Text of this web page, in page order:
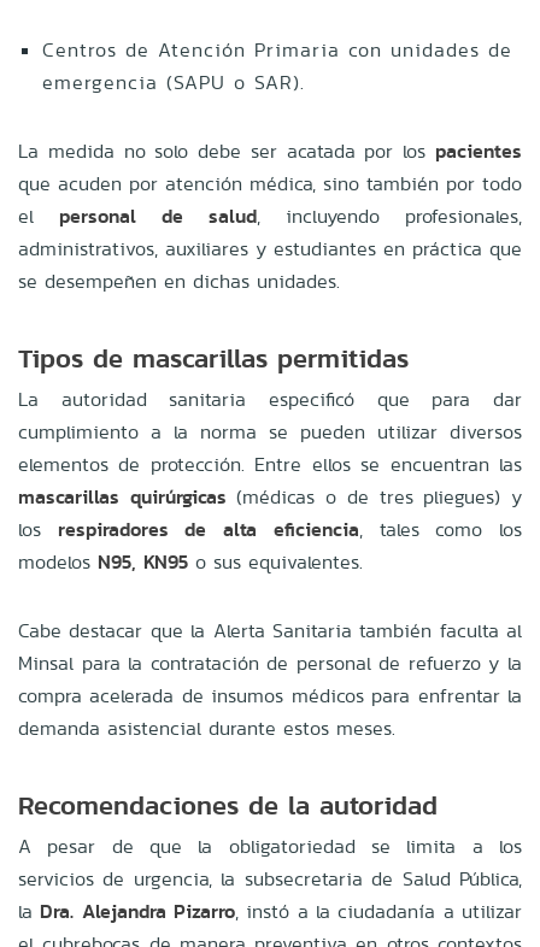
Centros de Atención Primaria con unidades de
emergencia (SAPU o SAR).
La medida no solo debe ser acatada por los pacientes
que acuden por atención médica, sino también por todo
el personal de salud, incluyendo profesionales,
administrativos, auxiliares y estudiantes en práctica que
se desempeñen en dichas unidades.
Tipos de mascarillas permitidas
La autoridad sanitaria especificó que para dar
cumplimiento a la norma se pueden utilizar diversos
elementos de protección. Entre ellos se encuentran las
mascarillas quirúrgicas (médicas o de tres pliegues) y
los respiradores de alta eficiencia, tales como los
modelos N95, KN95 o sus equivalentes.
Cabe destacar que la Alerta Sanitaria también faculta al
Minsal para la contratación de personal de refuerzo y la
compra acelerada de insumos médicos para enfrentar la
demanda asistencial durante estos meses.
Recomendaciones de la autoridad
A pesar de que la obligatoriedad se limita a los
servicios de urgencia, la subsecretaria de Salud Pública,
la Dra. Alejandra Pizarro, instó a la ciudadanía a utilizar